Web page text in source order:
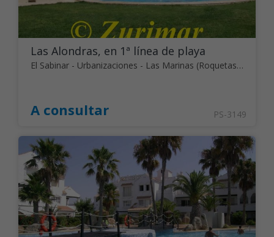
Las Alondras, en 1ª línea de playa
El Sabinar - Urbanizaciones - Las Marinas (Roquetas de Mar)
A consultar PS-3149